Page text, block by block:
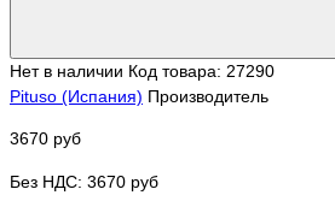
Нет в наличии Код товара: 27290
Pituso (Испания) Производитель
3670 руб
Без НДС: 3670 руб